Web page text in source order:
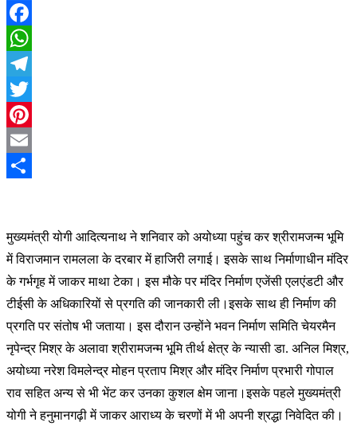
Facebook
WhatsApp
Telegram
Twitter
Pinterest
Email
मुख्यमंत्री योगी आदित्यनाथ ने शनिवार को अयोध्या पहुंच कर श्रीरामजन्म भूमि
में विराजमान रामलला के दरबार में हाजिरी लगाई। इसके साथ निर्माणाधीन मंदिर
के गर्भगृह में जाकर माथा टेका। इस मौके पर मंदिर निर्माण एजेंसी एलएंडटी और
टीईसी के अधिकारियों से प्रगति की जानकारी ली।इसके साथ ही निर्माण की
प्रगति पर संतोष भी जताया। इस दौरान उन्होंने भवन निर्माण समिति चेयरमैन
नृपेन्द्र मिश्र के अलावा श्रीरामजन्म भूमि तीर्थ क्षेत्र के न्यासी डा. अनिल मिश्र,
अयोध्या नरेश विमलेन्द्र मोहन प्रताप मिश्र और मंदिर निर्माण प्रभारी गोपाल
राव सहित अन्य से भी भेंट कर उनका कुशल क्षेम जाना।इसके पहले मुख्यमंत्री
योगी ने हनुमानगढ़ी में जाकर आराध्य के चरणों में भी अपनी श्रद्धा निवेदित की।